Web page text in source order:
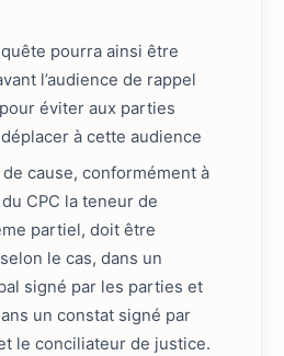
pourra ainsi être
l’audience de rappel
éviter aux parties
déplacer à cette audience
cause, conformément à
du CPC la teneur de
partiel, doit être
le cas, dans un
signé par les parties et
un constat signé par
le conciliateur de justice.